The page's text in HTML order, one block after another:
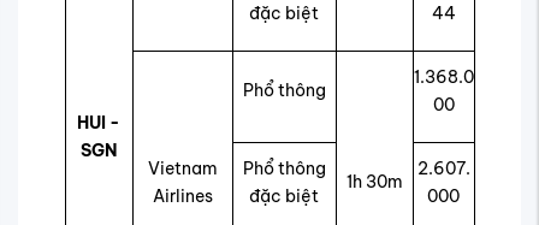
HUI -
SGN
đặc biệt
44
Vietnam
Airlines
Phổ thông
1h 30m
1.368.0
00
Phổ thông
đặc biệt
2.607.
000